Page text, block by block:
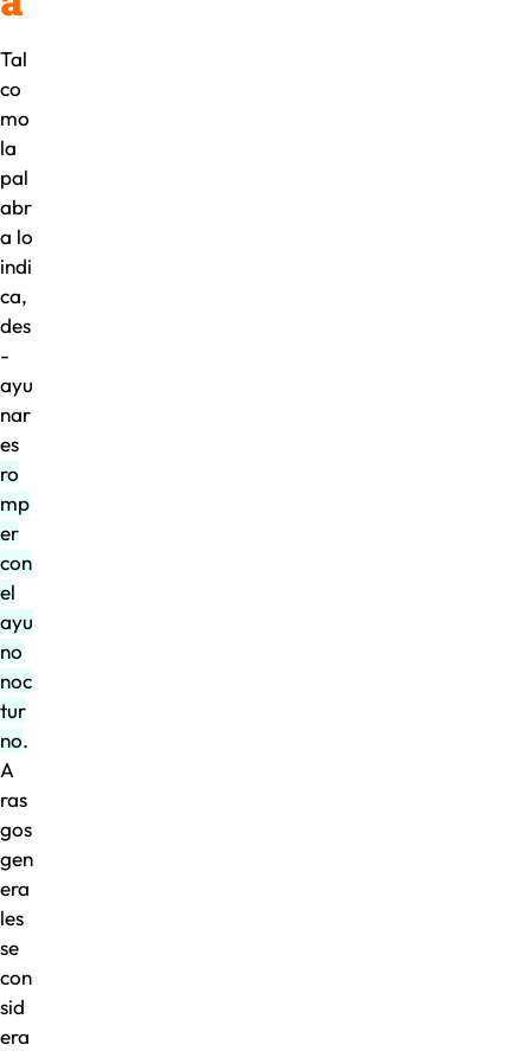
Tal
co
mo
la
pal
abr
a lo
indi
ca,
des
-
ayu
nar
es
ro
mp
er
con
el
ayu
no
noc
tur
no.
A
ras
gos
gen
era
les
se
con
sid
era